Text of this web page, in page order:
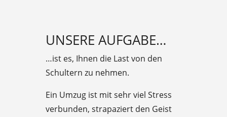
UNSERE AUFGABE…
…ist es, Ihnen die Last von den
Schultern zu nehmen.
Ein Umzug ist mit sehr viel Stress
verbunden, strapaziert den Geist